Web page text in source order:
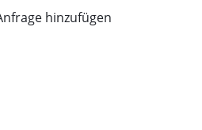
hinzufügen